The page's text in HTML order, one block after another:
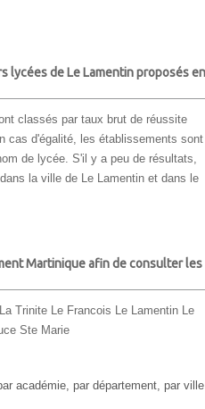
lycées de Le Lamentin proposés en
classés par taux brut de réussite
cas d'égalité, les établissements sont
de lycée. S'il y a peu de résultats,
la ville de Le Lamentin et dans le
Martinique afin de consulter les
La Trinite Le Francois Le Lamentin
Le
Ste Marie
académie , par département , par ville